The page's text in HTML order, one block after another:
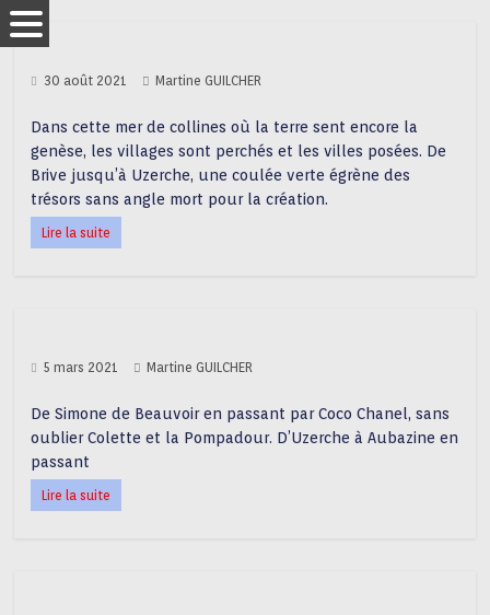
30 août 2021 Martine GUILCHER
Dans cette mer de collines où la terre sent encore la
genèse, les villages sont perchés et les villes posées. De
Brive jusqu’à Uzerche, une coulée verte égrène des
trésors sans angle mort pour la création.
Lire la suite
5 mars 2021 Martine GUILCHER
De Simone de Beauvoir en passant par Coco Chanel, sans
oublier Colette et la Pompadour. D’Uzerche à Aubazine en
passant
Lire la suite